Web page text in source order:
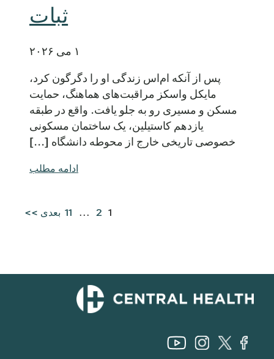
ثبات
۱ می ۲۰۲۶
پس از آنکه ام‌اس زندگی او را دگرگون کرد،
مایکل واسکز مراقبت‌های هماهنگ، حمایت
مسکن و مسیری رو به جلو یافت. واقع در طبقه
یازدهم کاستیلین، یک ساختمان مسکونی
خصوصی تاریخی خارج از محوطه دانشگاه [...]
ادامه مطلب
1
2
...
11 بعدی >>